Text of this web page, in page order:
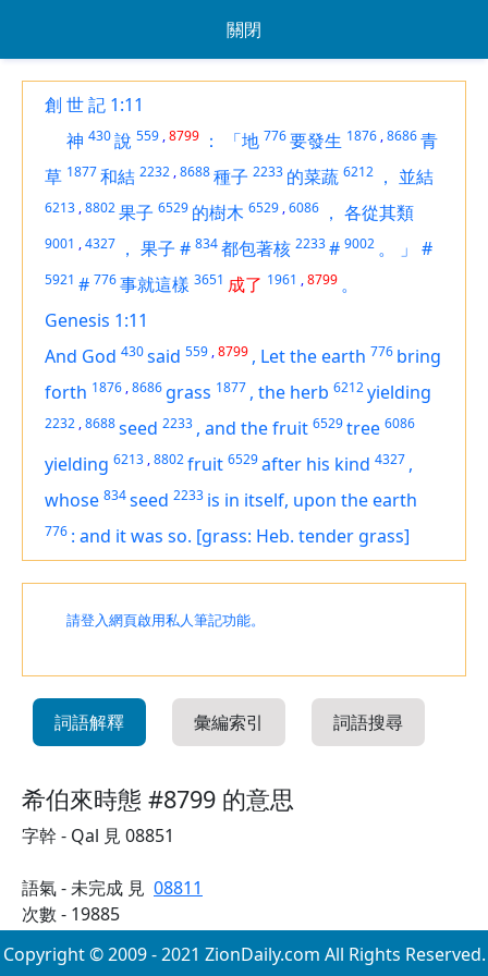
關閉
創 世 記 1:11
神 430說 559 ,8799 ： 「地 776要發生 1876 ,8686青
草 1877和結 2232 ,8688種子 2233 的菜蔬 6212 ， 並結
6213 ,8802果子 6529 的樹木 6529 ,6086 ， 各從其類
9001 ,4327 ， 果子 # 834都包著核 2233# 9002 。 」 #
5921 # 776事就這樣 3651 成了 1961 ,8799 。
Genesis 1:11
And God 430said 559 ,8799 , Let the earth 776 bring
forth 1876 ,8686 grass 1877 , the herb 6212yielding
2232 ,8688seed 2233 , and the fruit 6529tree 6086
yielding 6213 ,8802fruit 6529after his kind 4327 ,
whose 834seed 2233 is in itself, upon the earth
776 : and it was so. [grass: Heb. tender grass]
請登入網頁啟用私人筆記功能。
詞語解釋 彙編索引 詞語搜尋
希伯來時態 #8799 的意思
字幹 - Qal 見 08851
語氣 - 未完成 見 08811
次數 - 19885
Copyright © 2009 - 2021 ZionDaily.com All Rights Reserved.